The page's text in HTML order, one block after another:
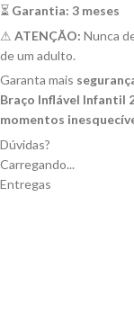
⏳ Garantia: 3 meses
⚠ ATENÇÃO: Nunca
de um adulto.
Garanta mais
Braço Inflável Infantil
momentos
Dúvidas?
Carregando...
Entregas